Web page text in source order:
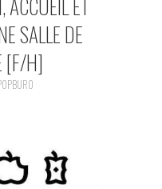
SALLE DE
[F/H]